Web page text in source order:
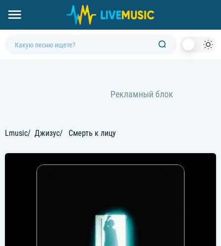
Lmusic Джизус Смерть к лицу